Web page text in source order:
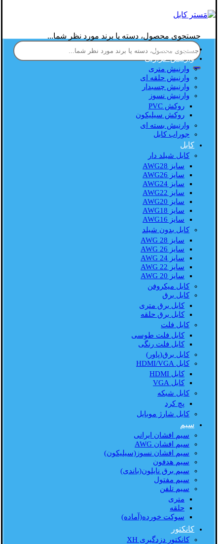
جستجوی محصول، دسته یا برند مورد نظر شما...
صفحه اصلی
وارنیش حرارتی
وارنیش متری
وارنیش حلقه ای
وارنیش چسبدار
وارنیش نسوز
روکش PVC
روکش سیلیکون
وارنیش بسته ای
جوراب کابل
کابل
کابل شیلد دار
سایز AWG28
سایز AWG26
سایز AWG24
سایز AWG22
سایز AWG20
سایز AWG18
سایز AWG16
کابل بدون شیلد
سایز AWG 28
سایز AWG 26
سایز AWG 24
سایز AWG 22
سایز AWG 20
کابل میکروفن
کابل برق
کابل برق متری
کابل برق حلقه
کابل فلت
کابل فلت طوسی
کابل فلت رنگی
کابل برق(پاور)
کابل HDMI/VGA
کابل HDMI
کابل VGA
کابل شبکه
پچ کرد
کابل شارژ موبایل
سیم
سیم افشان ایرانی
سیم افشان AWG
سیم افشان نسوز(سیلیکون)
سیم هدفون
سیم برق نایلون(باندی)
سیم مفتول
سیم تلفن
متری
حلقه
سوکت خورده(آماده)
کانکتور
کانکتور دزدگیری XH